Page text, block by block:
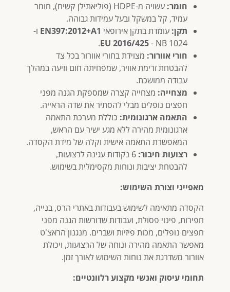
חומר:
עשויה מ-HDPE (פוליאתילן קשיח), חומר
עמיד, קל במשקל ובעל עמידות גבוהה.
תקן: עומדת בתקן אירופאי EN397:2012+A1 ו-
EU 2016/425- NB 1024.
חורי אוורור: מצוידת בחורי אוורור בכל צד
להבטחת זרימת אוויר, שמפחיתה חום וזיעה במהלך
עבודה ממושכת.
מצחייה: מצחייה קצרה שמספקת הגנה מפני
חפצים נופלים מבלי להסתיר את שדה הראייה.
התאמה ארגונומית: כוללת מערכת התאמה
ארגונומית מהירה ללא מגע ישיר עם הראש,
המאפשרת התאמה אישית וקלה של מידת הקסדה.
רצועות חיבור:
6 נקודות עגינה לרצועות,
להבטחת יציבות ונוחות מקסימלית בשימוש.
מאפייני וצורת השימוש:
הקסדה מתאימה לשימוש בעבודות באתרי הרס, בנייה,
חפירות, פינוי פסולת, ועבודות שדורשות הגנה מפני
חפצים נופלים, מכות פיזיות ושברים. מנגנון הראצ'ט
מאפשר התאמה מהירה ונוחה של הרצועות, ויכולת
אוורור משדרגת את נוחות השימוש לאורך זמן.
תחומי עיסוק ואנשי מקצוע רלוונטיים: